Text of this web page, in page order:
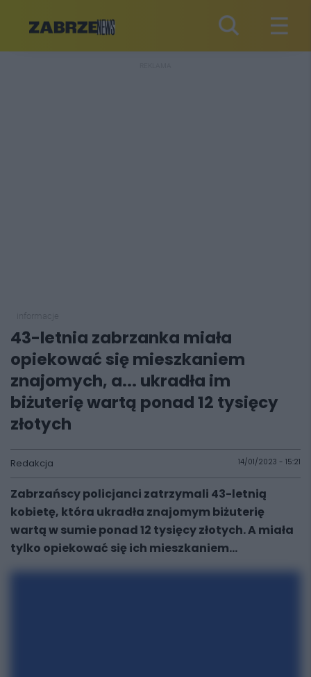
43-letnia zabrzanka miała
opiekować się mieszkaniem
znajomych, a... ukradła im
biżuterię wartą ponad 12 tysięcy
złotych
Redakcja 14/01/2023 - 15:21
Zabrzańscy policjanci zatrzymali 43-letnią
kobietę, która ukradła znajomym biżuterię
wartą w sumie ponad 12 tysięcy złotych. A miała
tylko opiekować się ich mieszkaniem...